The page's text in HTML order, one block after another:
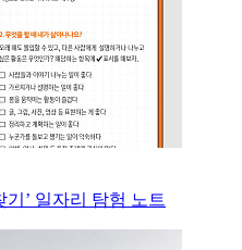
기’ 일자리 탐험 노트